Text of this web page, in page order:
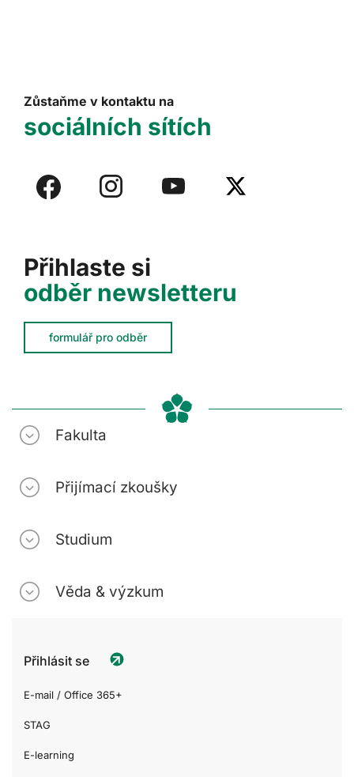
Přihlaste si
odběr newsletteru
formulář pro odběr
Zůstaňme v kontaktu na
sociálních sítích
Fakulta
Přijímací zkoušky
Studium
Věda & výzkum
Přihlásit se
E-mail / Office 365+
STAG
E-learning